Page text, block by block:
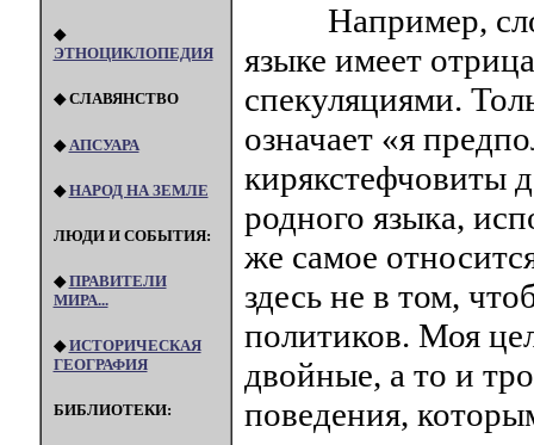
◆
ЭТНОЦИКЛОПЕДИЯ
◆ СЛАВЯНСТВО
◆ АПСУАРА
◆НАРОД НА ЗЕМЛЕ
ЛЮДИ И СОБЫТИЯ:
◆ПРАВИТЕЛИ
МИРА...
◆ИСТОРИЧЕСКАЯ
ГЕОГРАФИЯ
БИБЛИОТЕКИ:
Например,
языке имеет
спекуляциями.
означает «я
кирякстефчовиты
родного языка,
же самое
здесь не в том,
политиков. Моя
двойные, а то и
поведения,